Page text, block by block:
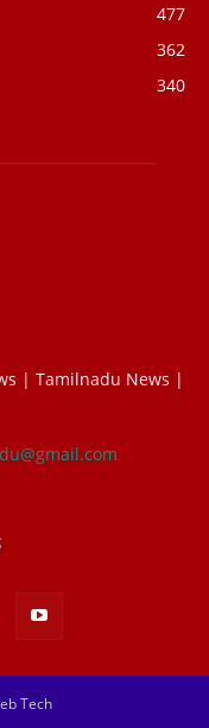
477
362
340
| Tamilnadu News |
Tech